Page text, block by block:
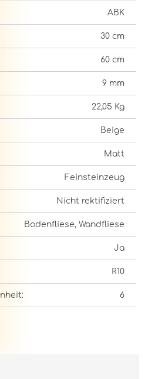
ABK
30 cm
60 cm
9 mm
22,05 Kg
Beige
Matt
Feinsteinzeug
Nicht rektifiziert
Bodenfliese, Wandfliese
Ja
R10
6